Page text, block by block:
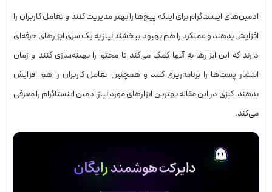
ادمین‌های اینستاگرام برای اینکه پیج‌ها را بهتر مدیریت کنند و تعامل کاربران را
افزایش بدهند و عملکرد را هم بهبود ببخشند نیاز به یک سری ابزارهای حرفه‌ای
دارند که این ابزارها به آنها کمک می‌کند تا محتوا را بهینه‌سازی کنند و زمان
انتشار پست‌ها را برنامه‌ریزی کنند و همچنین تعامل کاربران را هم افزایش
بدهند. کپزی در این مقاله بهترین ابزارهای مورد نیاز ادمین اینستاگرام را معرفی
می‌کند.